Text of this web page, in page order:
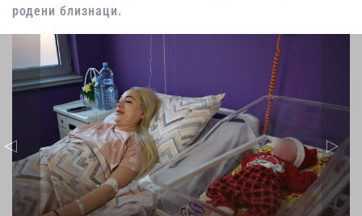
родени близнаци.